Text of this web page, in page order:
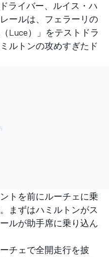
ライバー、ルイス・ハ
ールは、フェラーリの
Luce）」をテストドラ
ルトンの攻めすぎたド
トを前にルーチェに乗
まずはハミルトンがス
ルが助手席に乗り込ん
チェで全開走行を披